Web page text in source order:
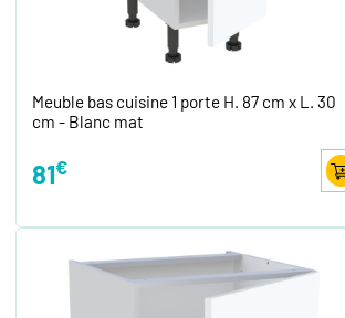
Meuble bas cuisine 1 porte H. 87 cm x L. 30
cm - Blanc mat
81€